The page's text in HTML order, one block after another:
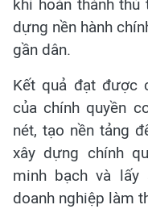
khi hoàn thành
dựng nền hành
gần dân.
Kết quả đạt được
của chính quyền
nét, tạo nền tảng
xây dựng chính
minh bạch và
doanh nghiệp làm